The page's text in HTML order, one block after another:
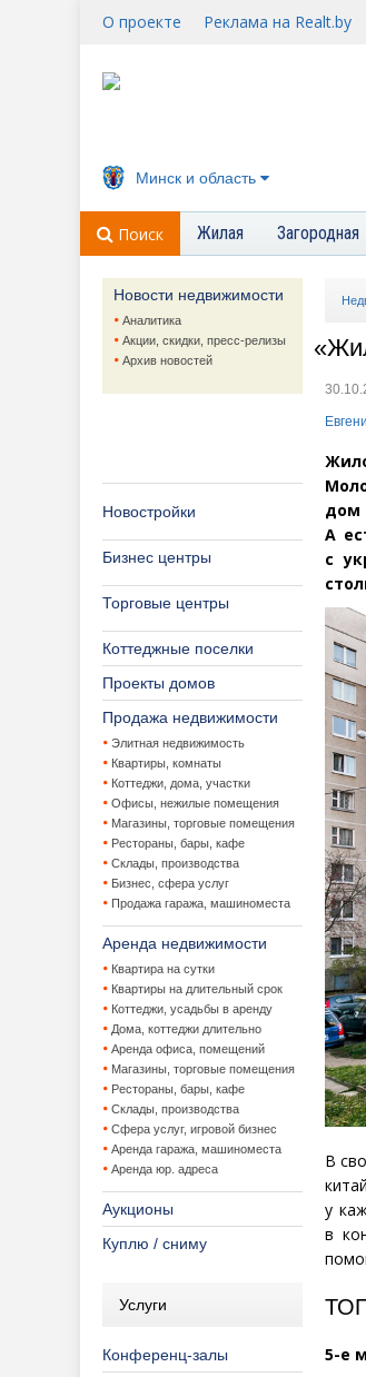
О проекте Реклама на Realt.by
Минск и область
Поиск Жилая Загородная
Новости недвижимости
Аналитика
Акции, скидки, пресс-релизы
Архив новостей
Новостройки
Бизнес центры
Торговые центры
Коттеджные поселки
Проекты домов
Продажа недвижимости
Элитная недвижимость
Квартиры, комнаты
Коттеджи, дома, участки
Офисы, нежилые помещения
Магазины, торговые помещения
Рестораны, бары, кафе
Склады, производства
Бизнес, сфера услуг
Продажа гаража, машиноместа
Аренда недвижимости
Квартира на сутки
Квартиры на длительный срок
Коттеджи, усадьбы в аренду
Дома, коттеджи длительно
Аренда офиса, помещений
Магазины, торговые помещения
Рестораны, бары, кафе
Склады, производства
Сфера услуг, игровой бизнес
Аренда гаража, машиноместа
Аренда юр. адреса
Аукционы
Куплю / сниму
Услуги
Конференц-залы
«
дом
А
с
В
у
в
5-е